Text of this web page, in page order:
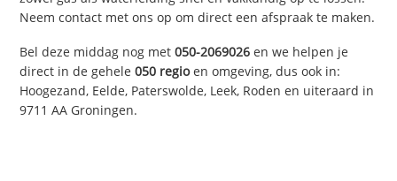
Neem contact met ons op om direct een afspraak te maken.
Bel deze middag nog met050-2069026 en we helpen je
direct in de gehele050 regioen omgeving, dus ook in:
Hoogezand, Eelde, Paterswolde, Leek, Roden en uiteraard in
9711 AA Groningen.